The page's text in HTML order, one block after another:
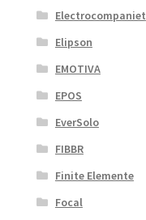
Electrocompaniet
Elipson
EMOTIVA
EPOS
EverSolo
FIBBR
Finite Elemente
Focal